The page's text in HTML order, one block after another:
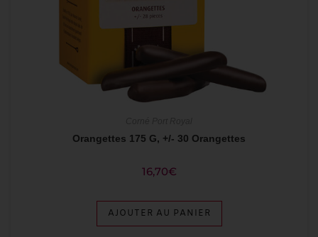
Orangettes 175 G, +/- 30 Orangettes
16,70€
AJOUTER AU PANIER